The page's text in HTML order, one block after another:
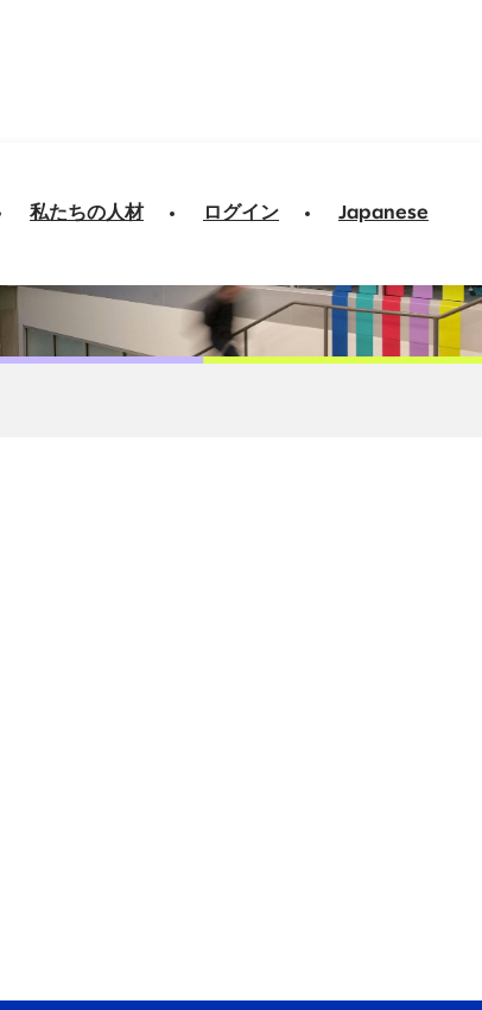
私たちの人材 ログイン Japanese